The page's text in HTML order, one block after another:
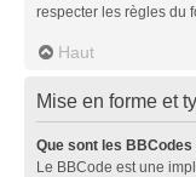
respecter les règles du
Haut
Mise en forme et
Que sont les BBCodes
Le BBCode est une